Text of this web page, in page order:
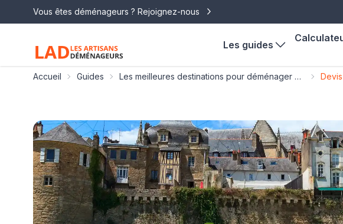
Vous êtes déménageurs ? Rejoignez-nous
Les guides
Accueil Guides Les meilleures destinations pour déménager en France